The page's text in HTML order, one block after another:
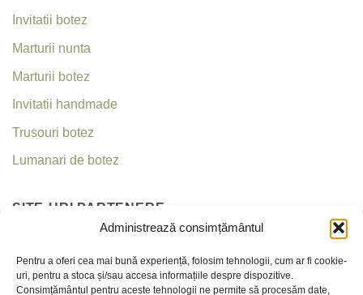
Administrează consimțământul
Pentru a oferi cea mai bună experiență, folosim tehnologii, cum ar fi cookie-
uri, pentru a stoca și/sau accesa informațiile despre dispozitive.
Consimțământul pentru aceste tehnologii ne permite să procesăm date,
Invitatii botez
Marturii nunta
Marturii botez
Invitatii handmade
Trusouri botez
Lumanari de botez
SITE-URI PARTENERE
Criseea